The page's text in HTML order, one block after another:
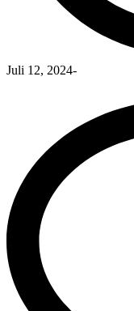
Juli 12, 2024-